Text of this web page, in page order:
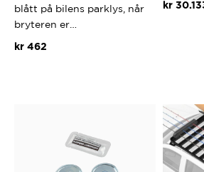
blått på bilens parklys, når
bryteren er…
kr462
kr